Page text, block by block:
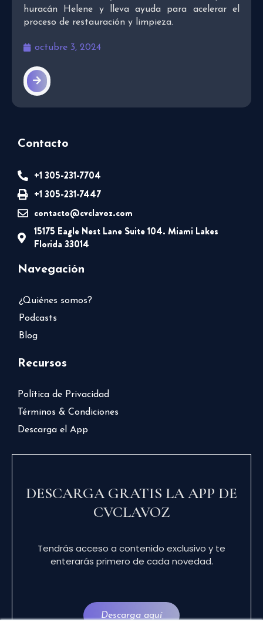
huracán Helene y lleva ayuda para acelerar el
proceso de restauración y limpieza.
octubre 3, 2024
Contacto
+1 305-231-7704
+1 305-231-7447
contacto@cvclavoz.com
15175 Eagle Nest Lane Suite 104. Miami Lakes
Florida 33014
Navegación
¿Quiénes somos?
Podcasts
Blog
Recursos
Política de Privacidad
Términos & Condiciones
Descarga el App
DESCARGA GRATIS LA APP DE
CVCLAVOZ
Tendrás acceso a contenido exclusivo y te
enterarás primero de cada novedad.
Descarga aquí